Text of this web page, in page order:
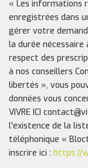
« Les informations
enregistrées dans
gérer votre
la durée
respect des
à nos conseillers
libertés », vous
données vous
VIVRE ICI
l'existence de la
téléphonique «
inscrire ici : https://